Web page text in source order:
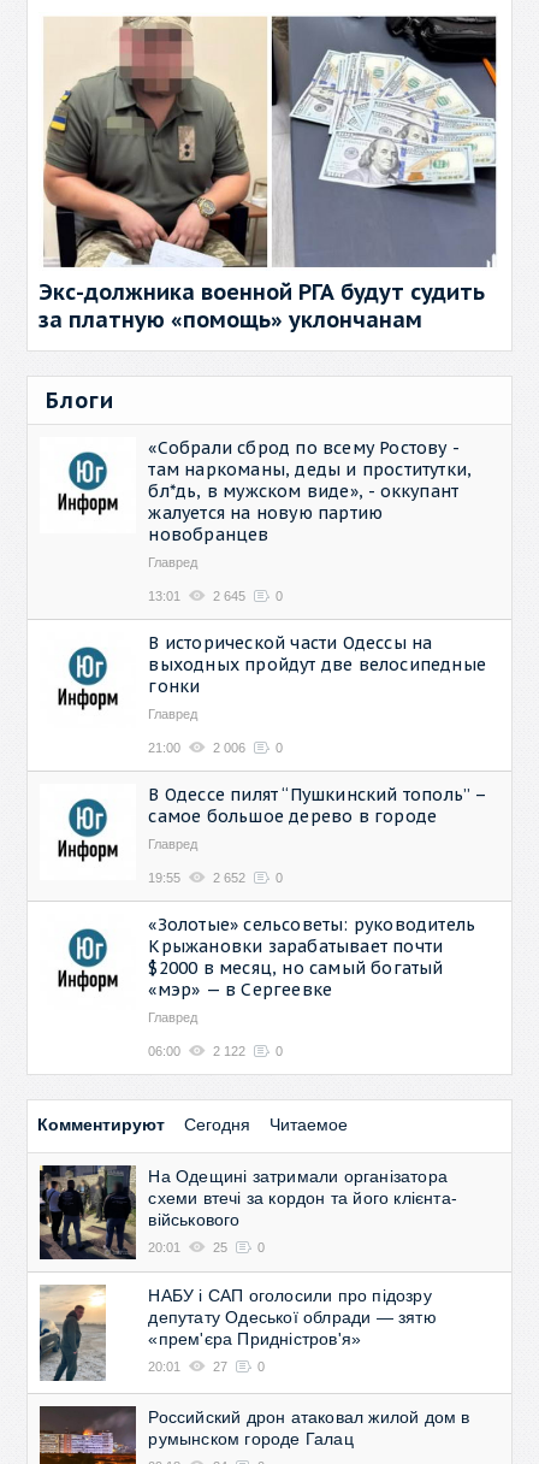
Экс-должника военной РГА будут судить
за платную «помощь» уклончанам
Блоги
«Собрали сброд по всему Ростову -
там наркоманы, деды и проститутки,
бл*дь, в мужском виде», - оккупант
жалуется на новую партию
новобранцев
Главред
13:01 2 645 0
В исторической части Одессы на
выходных пройдут две велосипедные
гонки
Главред
21:00 2 006 0
В Одессе пилят “Пушкинский тополь” –
самое большое дерево в городе
Главред
19:55 2 652 0
«Золотые» сельсоветы: руководитель
Крыжановки зарабатывает почти
$2000 в месяц, но самый богатый
«мэр» — в Сергеевке
Главред
06:00 2 122 0
Комментируют Сегодня Читаемое
На Одещині затримали організатора
схеми втечі за кордон та його клієнта-
військового
20:01 25 0
НАБУ і САП оголосили про підозру
депутату Одеської облради — зятю
«прем'єра Придністров'я»
20:01 27 0
Российский дрон атаковал жилой дом в
румынском городе Галац